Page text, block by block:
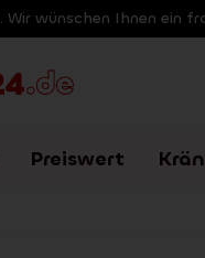
. Wir wünschen Ihnen ein
Preiswert